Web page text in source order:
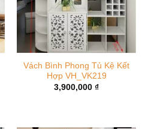
Vách Bình Phong Tủ Kệ Kết
Hợp VH_VK219
3,900,000 ₫